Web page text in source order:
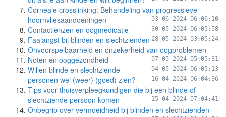
Corneale crosslinking: Behandeling van progressieve
hoornvliesaandoeningen
03-06-2024 06:06:10
Contactlenzen en oogmedicatie 30-05-2024 06:05:58
Faalangst bij blinden en slechtzienden 28-05-2024 03:05:24
Onvoorspelbaarheid en onzekerheid van oogproblemen
07-05-2024 05:05:31
Noten en ooggezondheid
04-05-2024 06:05:13
Willen blinde en slechtziende
personen wel (weer) (goed) zien?
16-04-2024 06:04:36
Tips voor thuisverpleegkundigen die bij een blinde of
slechtziende persoon komen
15-04-2024 07:04:41
Onbegrip over vermoeidheid bij blinden en slechtzienden